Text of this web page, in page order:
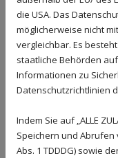
und Medizinrecht
klärt daher
sämtliche
die in den
medizinischen
► Kunstfehler
die USA. Das
möglicherweise nicht
vergleichbar. Es
staatliche Behörden
Informationen zu
Datenschutzrichtlinien
Indem Sie auf „ALLE
Speichern und Abrufen
Abs. 1 TDDDG) sowie